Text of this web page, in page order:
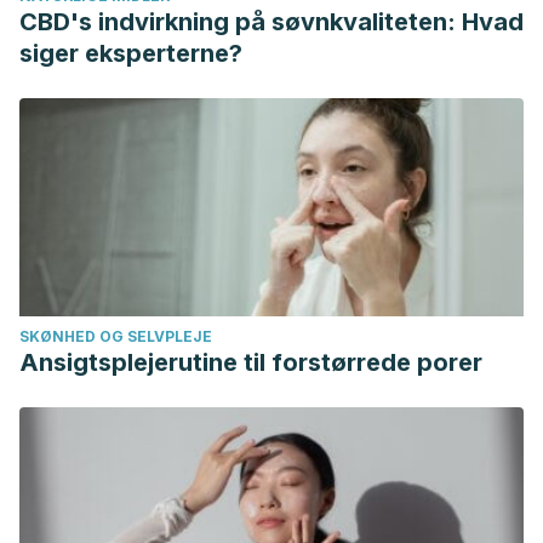
Atendidos en el Laboratorio Regional de Referencia
Virológica. Kasmera 38 (1): 60 – 68; 2010
Gálvez, R.; Rosales, J.;García. M.; Afectación Hepática de
Origen Infeccioso no Relacionado con Virus Hepatotropos;
Pérez, J.; Aguilar, J.; Estudio Diagnóstico del Paciente con
Hepatitis Aguda; GH Continuada; 5 (2); 2006.
CBD's indvirkning på søvnkvaliteten: Hvad
siger eksperterne?
SKØNHED OG SELVPLEJE
Ansigtsplejerutine til forstørrede porer